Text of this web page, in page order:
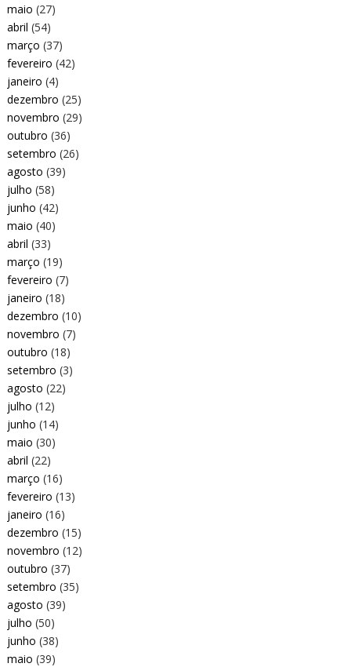
maio (27)
abril (54)
março (37)
fevereiro (42)
janeiro (4)
dezembro (25)
novembro (29)
outubro (36)
setembro (26)
agosto (39)
julho (58)
junho (42)
maio (40)
abril (33)
março (19)
fevereiro (7)
janeiro (18)
dezembro (10)
novembro (7)
outubro (18)
setembro (3)
agosto (22)
julho (12)
junho (14)
maio (30)
abril (22)
março (16)
fevereiro (13)
janeiro (16)
dezembro (15)
novembro (12)
outubro (37)
setembro (35)
agosto (39)
julho (50)
junho (38)
maio (39)